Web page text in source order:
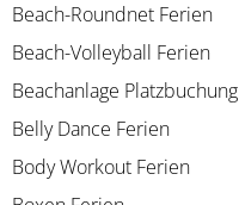
Beach-Roundnet Ferien
Beach-Volleyball Ferien
Beachanlage Platzbuchung
Belly Dance Ferien
Body Workout Ferien